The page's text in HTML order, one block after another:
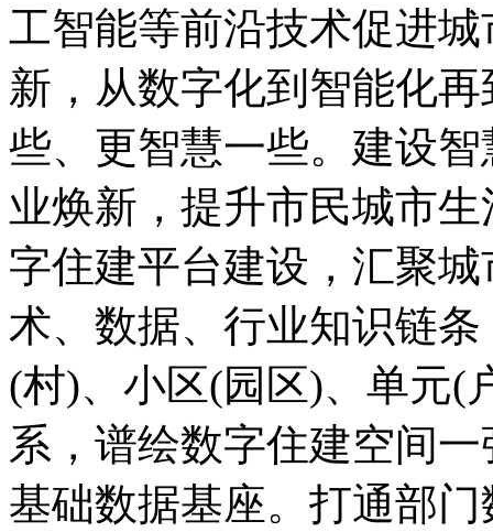
工智能等前沿技术促进
新，从数字化到智能化
些、更智慧一些。建设
业焕新，提升市民城市
字住建平台建设，汇聚
术、数据、行业知识链
(村)、小区(园区)、单元(
系，谱绘数字住建空间
基础数据基座。打通部